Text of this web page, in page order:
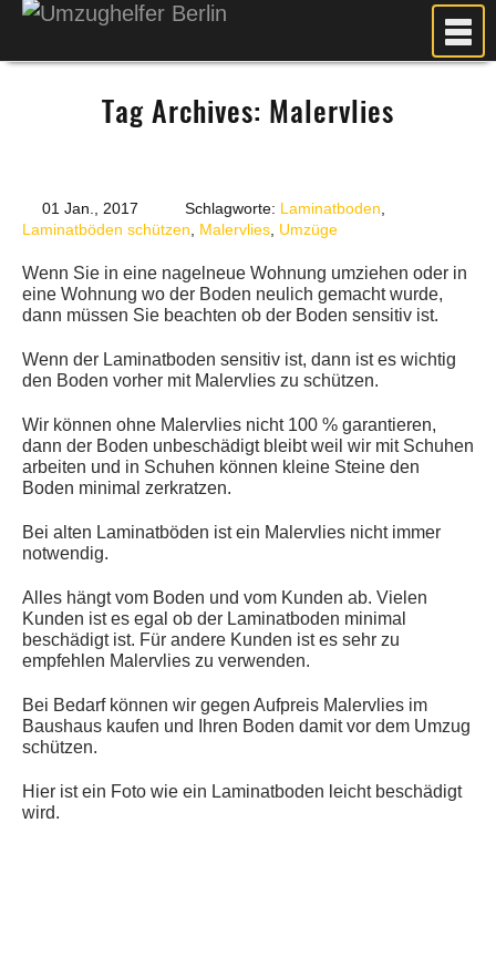
MEIN UMZUG
PREISE
UMZUGSPLANUNG
WEITERE DIENSTLEISTUNGEN
AKTUELLES
UMZUGSKOSTEN RECHNER
KUNDENMEINUNGEN
Tag Archives: Malervlies
01 Jan., 2017 Schlagworte: Laminatboden
Laminatböden schützen
Malervlies Umzüge
Wenn Sie in eine nagelneue Wohnung umziehen oder in
eine Wohnung wo der Boden neulich gemacht wurde,
dann müssen Sie beachten ob der Boden sensitiv ist.
Wenn der Laminatboden sensitiv ist, dann ist es wichtig
den Boden vorher mit Malervlies zu schützen.
Wir können ohne Malervlies nicht 100 % garantieren,
dann der Boden unbeschädigt bleibt weil wir mit Schuhen
arbeiten und in Schuhen können kleine Steine den
Boden minimal zerkratzen.
Bei alten Laminatböden ist ein Malervlies nicht immer
notwendig.
Alles hängt vom Boden und vom Kunden ab. Vielen
Kunden ist es egal ob der Laminatboden minimal
beschädigt ist. Für andere Kunden ist es sehr zu
empfehlen Malervlies zu verwenden.
Bei Bedarf können wir gegen Aufpreis Malervlies im
Baushaus kaufen und Ihren Boden damit vor dem Umzug
schützen.
Hier ist ein Foto wie ein Laminatboden leicht beschädigt
wird.